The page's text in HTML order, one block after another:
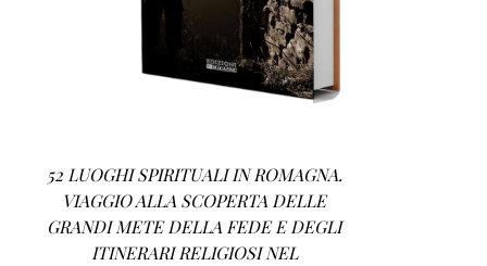
52 LUOGHI SPIRITUALI IN ROMAGNA.
VIAGGIO ALLA SCOPERTA DELLE
GRANDI METE DELLA FEDE E DEGLI
ITINERARI RELIGIOSI NEL